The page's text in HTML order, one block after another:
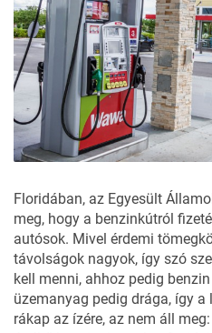
Floridában, az Egyesült
meg, hogy a benzinkútról
autósok. Mivel érdemi
távolságok nagyok, így szó
kell menni, ahhoz pedig
üzemanyag pedig drága, így
rákap az ízére, az nem áll